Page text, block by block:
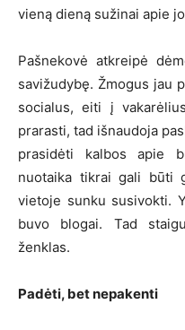
vieną dieną sužinai apie
Pašnekovė atkreipė
savižudybę. Žmogus jau
socialus, eiti į
prarasti, tad išnaudoja
prasidėti kalbos apie
nuotaika tikrai gali būti
vietoje sunku susivokti.
buvo blogai. Tad
ženklas.
Padėti, bet nepakenti